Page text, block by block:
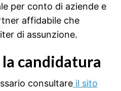
per conto di aziende e
affidabile che
di assunzione.
candidatura
consultareil sito